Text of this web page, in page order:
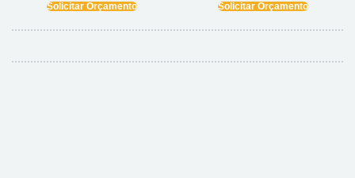
Solicitar Orçamento Solicitar Orçamento